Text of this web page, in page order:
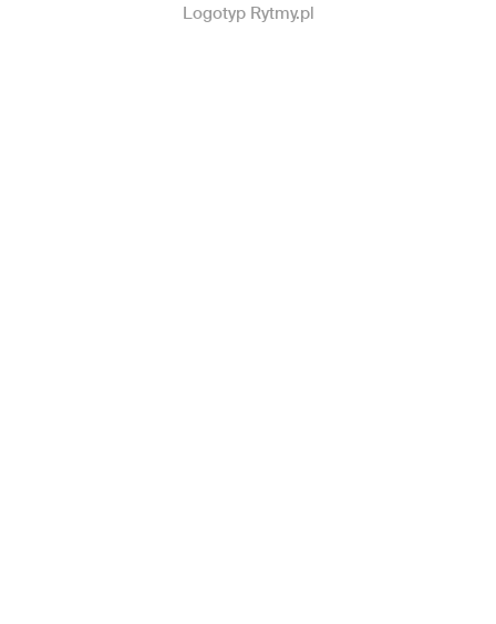
Logotyp Rytmy.pl